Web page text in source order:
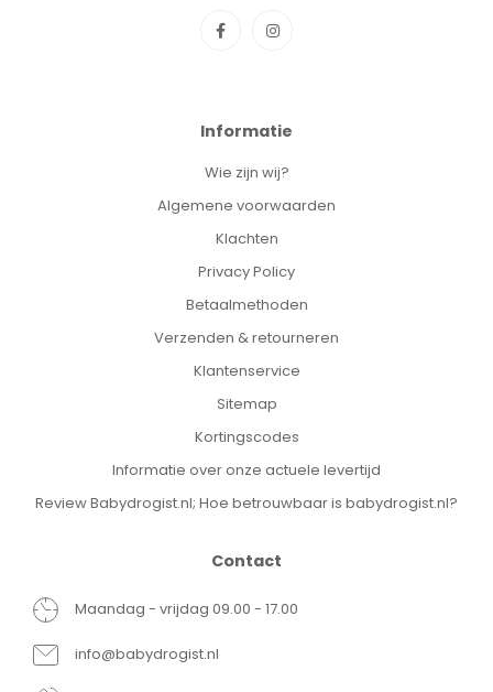
Informatie
Wie zijn wij?
Algemene voorwaarden
Klachten
Privacy Policy
Betaalmethoden
Verzenden & retourneren
Klantenservice
Sitemap
Kortingscodes
Informatie over onze actuele levertijd
Review Babydrogist.nl; Hoe betrouwbaar is babydrogist.nl?
Contact
Maandag - vrijdag 09.00 - 17.00
info@babydrogist.nl